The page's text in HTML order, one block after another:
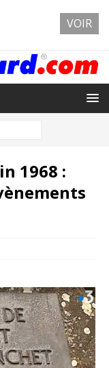
1968 :
VOIR